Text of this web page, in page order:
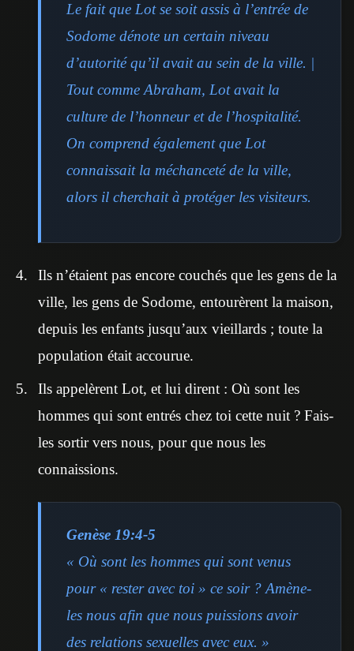
Le fait que Lot se soit assis à l’entrée de
Sodome dénote un certain niveau
d’autorité qu’il avait au sein de la ville. |
Tout comme Abraham, Lot avait la
culture de l’honneur et de l’hospitalité.
On comprend également que Lot
connaissait la méchanceté de la ville,
alors il cherchait à protéger les visiteurs.
Ils n’étaient pas encore couchés que les gens de la
ville, les gens de Sodome, entourèrent la maison,
depuis les enfants jusqu’aux vieillards ; toute la
population était accourue.
Ils appelèrent Lot, et lui dirent : Où sont les
hommes qui sont entrés chez toi cette nuit ? Fais-
les sortir vers nous, pour que nous les
connaissions.
Genèse 19:4-5
« Où sont les hommes qui sont venus
pour « rester avec toi » ce soir ? Amène-
les nous afin que nous puissions avoir
des relations sexuelles avec eux. »